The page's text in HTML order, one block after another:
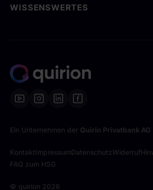
WISSENSWERTES
Ein Unternehmen der Quirin Privatbank AG
KontaktImpressumDatenschutzWiderruf
FAQ zum HSG
© quirion 2026